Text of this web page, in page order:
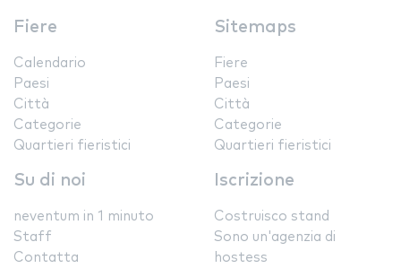
Fiere
Calendario
Paesi
Città
Categorie
Quartieri fieristici
Sitemaps
Fiere
Paesi
Città
Categorie
Quartieri fieristici
Su di noi
neventum in 1 minuto
Staff
Contatta
Iscrizione
Costruisco stand
Sono un'agenzia di
hostess